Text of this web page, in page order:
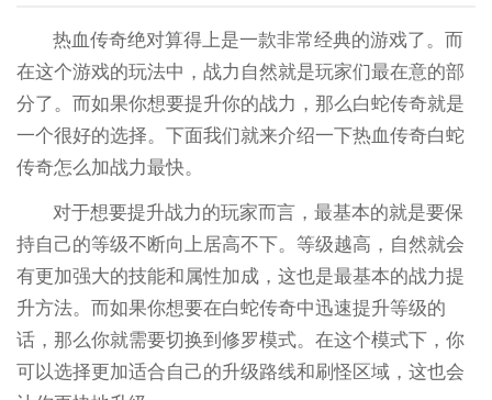
热血传奇绝对算得上是一款非常经典的游戏了。而
在这个游戏的玩法中，战力自然就是玩家们最在意的部
分了。而如果你想要提升你的战力，那么白蛇传奇就是
一个很好的选择。下面我们就来介绍一下热血传奇白蛇
传奇怎么加战力最快。
对于想要提升战力的玩家而言，最基本的就是要保
持自己的等级不断向上居高不下。等级越高，自然就会
有更加强大的技能和属性加成，这也是最基本的战力提
升方法。而如果你想要在白蛇传奇中迅速提升等级的
话，那么你就需要切换到修罗模式。在这个模式下，你
可以选择更加适合自己的升级路线和刷怪区域，这也会